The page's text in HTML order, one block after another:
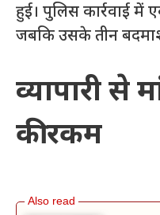
हुई। पुलिस कार्रवाई में
जबकि उसके तीन
व्यापारी से
की रकम